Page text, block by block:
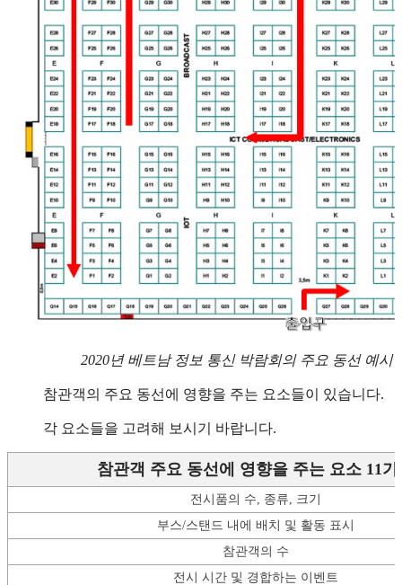
2020년 베트남 정보 통신 박람회의 주요 동선 예시
참관객의 주요 동선에 영향을 주는 요소들이 있습니다.
각 요소들을 고려해 보시기 바랍니다.
참관객 주요 동선에 영향을 주는 요소 11가
전시품의 수, 종류, 크기
부스/스탠드 내에 배치 및 활동 표시
참관객의 수
전시 시간 및 경합하는 이벤트